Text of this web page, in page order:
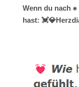
Wenn du nach
hast: